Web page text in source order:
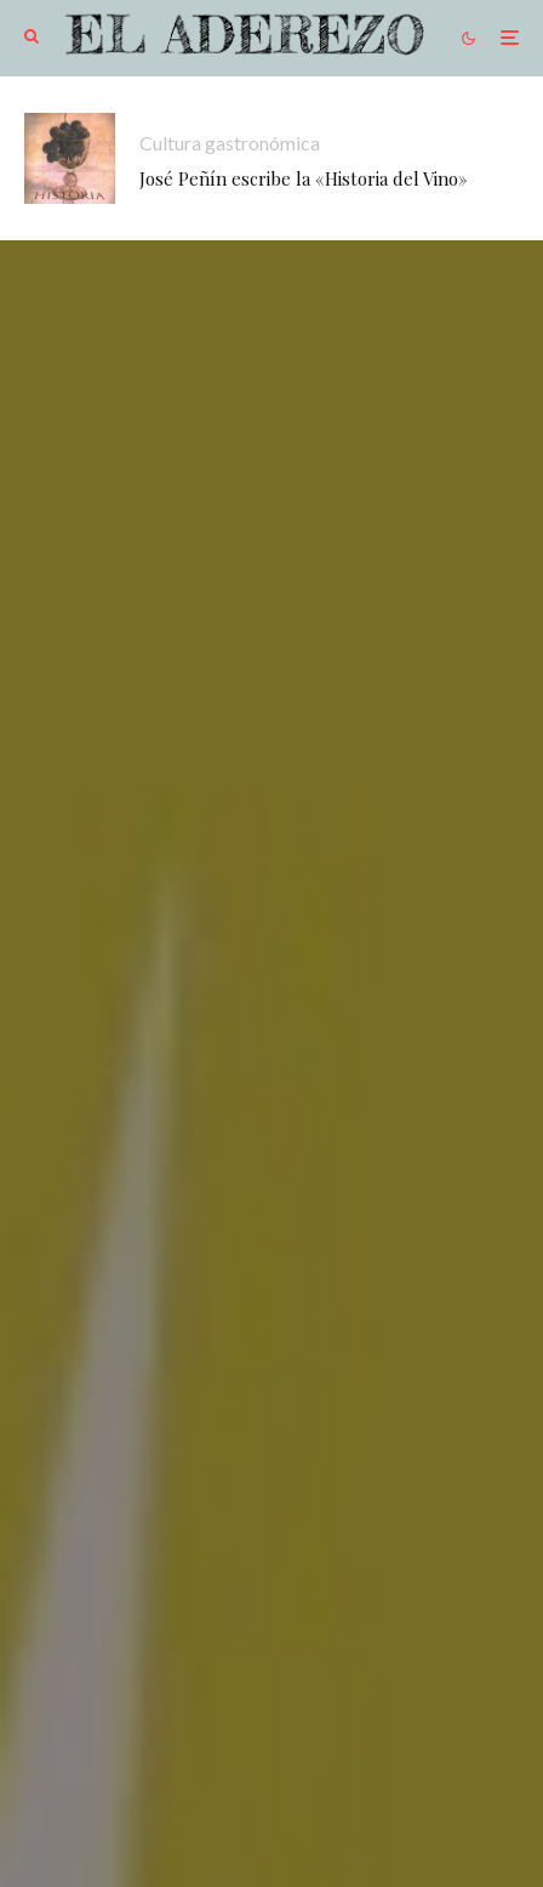
Cultura gastronómica
José Peñín escribe la «Historia del Vino»